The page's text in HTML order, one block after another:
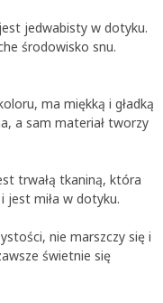
jedwabisty w dotyku.
środowisko snu.
ma miękką i gładką
a sam materiał tworzy
trwałą tkaniną, która
jest miła w dotyku.
nie marszczy się i
świetnie się